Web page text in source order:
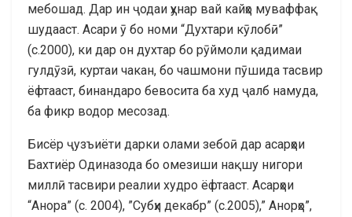
мебошад. Дар ин ҷодаи ҳунар вай кайҳо муваффақ
шудааст. Асари ӯ бо номи “Духтари кӯлобӣ”
(с.2000), ки дар он духтар бо рӯймоли қадимаи
гулдӯзӣ, куртаи чакан, бо чашмони пӯшида тасвир
ёфтааст, бинандаро бевосита ба худ ҷалб намуда,
ба фикр водор месозад.
Бисёр ҷузъиёти дарки олами зебоӣ дар асарҳои
Бахтиёр Одиназода бо омезиши нақшу нигори
миллӣ тасвири реалии худро ёфтааст. Асарҳои
“Анора” (с. 2004), ”Субҳи декабр” (с.2005),” Анорҳо”,